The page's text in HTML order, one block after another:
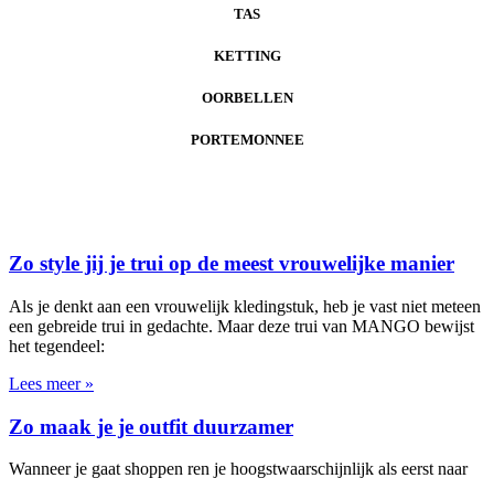
TAS
KETTING
OORBELLEN
PORTEMONNEE
Zo style jij je trui op de meest vrouwelijke manier
Als je denkt aan een vrouwelijk kledingstuk, heb je vast niet meteen
een gebreide trui in gedachte. Maar deze trui van MANGO bewijst
het tegendeel:
Lees meer »
Zo maak je je outfit duurzamer
Wanneer je gaat shoppen ren je hoogstwaarschijnlijk als eerst naar